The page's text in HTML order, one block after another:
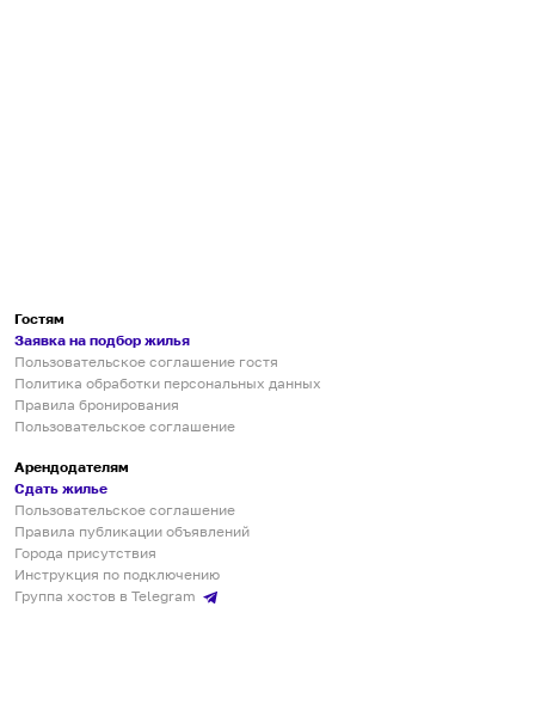
Гостям
Заявка на подбор жилья
Пользовательское соглашение гостя
Политика обработки персональных данных
Правила бронирования
Пользовательское соглашение
Арендодателям
Сдать жилье
Пользовательское соглашение
Правила публикации объявлений
Города присутствия
Инструкция по подключению
Группа хостов в Telegram